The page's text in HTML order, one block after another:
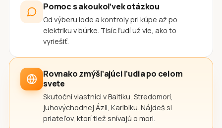
Pomoc s akoukoľvek otázkou
Od výberu lode a kontroly pri kúpe až po
elektriku v búrke. Tisíc ľudí už vie, ako to
vyriešiť.
Rovnako zmýšľajúci ľudia po celom
svete
Skutoční vlastníci v Baltiku, Stredomorí,
juhovýchodnej Ázii, Karibiku. Nájdeš si
priateľov, ktorí tiež snívajú o mori.